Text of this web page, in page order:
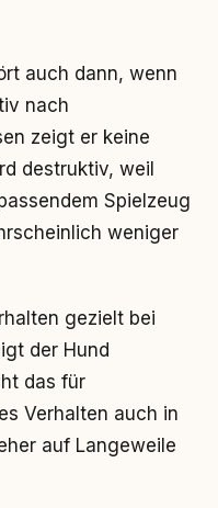
auch dann, wenn
nach
zeigt er keine
destruktiv, weil
Spielzeug
weniger
gezielt bei
der Hund
das für
Verhalten auch in
auf Langeweile